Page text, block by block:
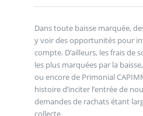
Dans toute baisse marquée,
y voir des opportunités pour
compte. D’ailleurs, les frais de
les plus marquées par la
ou encore de Primonial
histoire d’inciter l’entrée de
demandes de rachats étant